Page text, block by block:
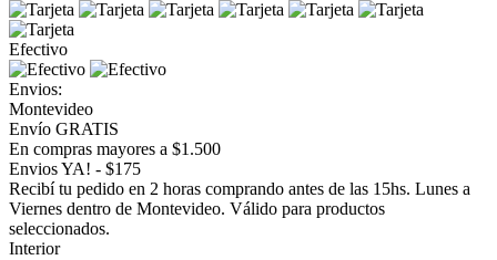
Efectivo
Envios:
Montevideo
Envío GRATIS
En compras mayores a $1.500
Envios YA! - $175
Recibí tu pedido en 2 horas comprando antes de las 15hs. Lunes a
Viernes dentro de Montevideo. Válido para productos
seleccionados.
Interior